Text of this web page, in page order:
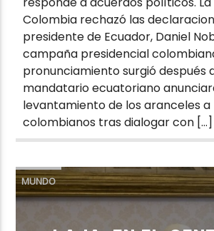
Colombia rechazó las
presidente de Ecuador, Daniel
campaña presidencial
pronunciamiento surgió después
mandatario ecuatoriano
levantamiento de los aranceles
colombianos tras dialogar con […]
MUNDO